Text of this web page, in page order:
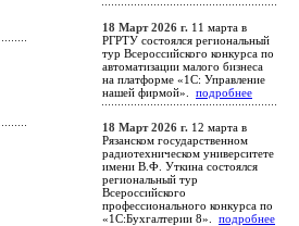
18 Март 2026 г. 11 марта в
РГРТУ состоялся региональный
тур Всероссийского конкурса по
автоматизации малого бизнеса
на платформе «1С: Управление
нашей фирмой». подробнее
18 Март 2026 г. 12 марта в
Рязанском государственном
радиотехническом университете
имени В.Ф. Уткина состоялся
региональный тур
Всероссийского
профессионального конкурса по
«1С:Бухгалтерии 8». подробнее